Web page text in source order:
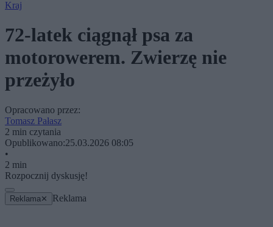
Kraj
72-latek ciągnął psa za
motorowerem. Zwierzę nie
przeżyło
Opracowano przez:
Tomasz Pałasz
2 min czytania
Opublikowano:25.03.2026 08:05
•
2 min
Rozpocznij dyskusję!
Reklama ✕ Reklama